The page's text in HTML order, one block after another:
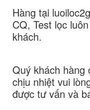
Hàng tại
CQ, Test lọc
khách.
Quý khách hàng
chịu nhiệt vui
được tư vấn và